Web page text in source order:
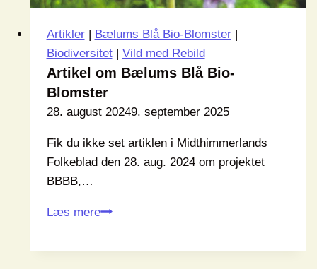
Artikler| Bælums Blå Bio-Blomster|
Biodiversitet| Vild med Rebild
Artikel om Bælums Blå Bio-
Blomster
28. august 20249. september 2025
Fik du ikke set artiklen i Midthimmerlands
Folkeblad den 28. aug. 2024 om projektet
BBBB,…
Læs mereArtikel
Bælums